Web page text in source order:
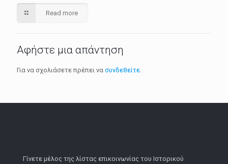
Read more
Αφήστε μια απάντηση
Για να σχολιάσετε πρέπει να συνδεθείτε.
Γίνετε μέλος της λίστας επικοινωνίας του Ιστορικού